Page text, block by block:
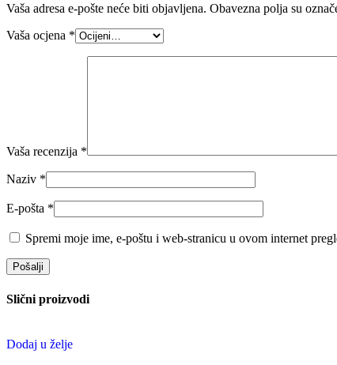
Vaša adresa e-pošte neće biti objavljena. Obavezna polja su
Vaša ocjena *
Vaša recenzija *
Naziv *
E-pošta *
Spremi moje ime, e-poštu i web-stranicu u ovom internet
Slični proizvodi
Dodaj u želje